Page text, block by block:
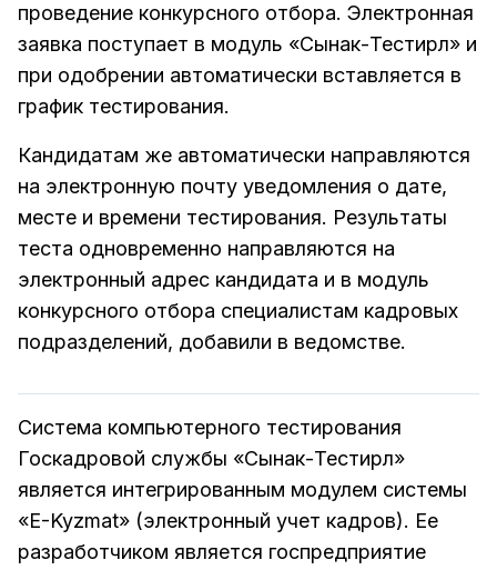
проведение конкурсного отбора. Электронная
заявка поступает в модуль «Сынак-Тестирлөө» и
при одобрении автоматически вставляется в
график тестирования.
Кандидатам же автоматически направляются
на электронную почту уведомления о дате,
месте и времени тестирования. Результаты
теста одновременно направляются на
электронный адрес кандидата и в модуль
конкурсного отбора специалистам кадровых
подразделений, добавили в ведомстве.
Система компьютерного тестирования
Госкадровой службы «Сынак-Тестирлөө»
является интегрированным модулем системы
«E-Kyzmat» (электронный учет кадров). Ее
разработчиком является госпредприятие